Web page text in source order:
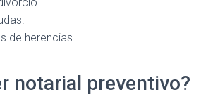
de herencias.
notarial preventivo?